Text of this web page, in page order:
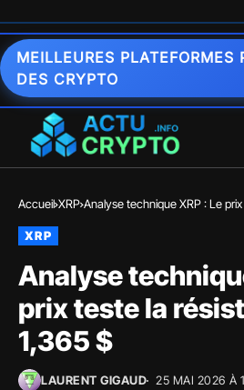
MEILLEURES PLATEFORMES
DES CRYPTO
Accueil XRP Analyse technique XRP : Le
XRP
Analyse
prix teste la
1,365 $
LAURENT GIGAUD
25 MAI 2026 À